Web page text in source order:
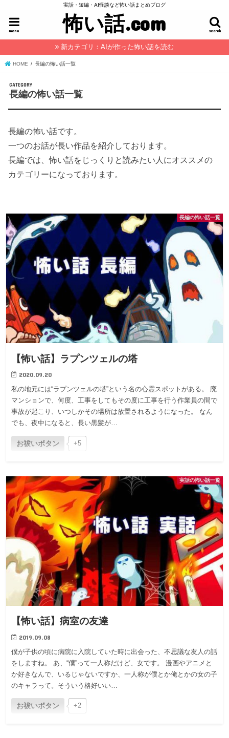
実話・短編・AI怪談など怖い話まとめブログ
怖い話.com search
menu
新カテゴリ：AIが作った怖い話を読む
HOME 長編の怖い話一覧
長編の怖い話一覧
長編の怖い話です。
一つのお話が長い作品を紹介しております。
長編では、怖い話をじっくりと読みたい人にオススメの
カテゴリーになっております。
長編の怖い話一覧
【怖い話】ラプンツェルの塔
2020.09.20
私の地元には“ラプンツェルの塔”という名の心霊スポットがある。 廃
マンションで、何度、工事をしてもその度に工事を行う作業員の間で
事故が起こり、いつしかその場所は放置されるようになった。 なん
でも、夜中になると、長い黒髪が…
お祓いボタン +5
実話の怖い話一覧
【怖い話】病室の友達
2019.09.08
僕が子供の頃に病院に入院していた時に出会った、不思議な友人の話
をしますね。 あ、“僕”って一人称だけど、女です。 漫画やアニメと
か好きなんで、いるじゃないですか、一人称が僕とか俺とかの女の子
のキャラって。そういう格好いい…
お祓いボタン +2